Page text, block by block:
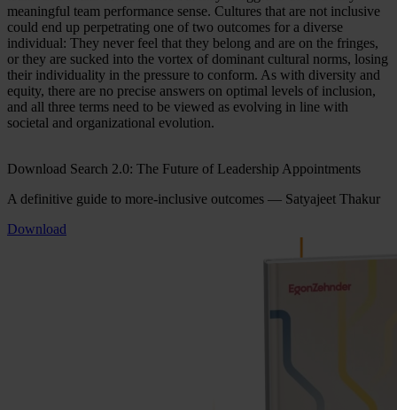
meaningful team performance sense. Cultures that are not inclusive
could end up perpetrating one of two outcomes for a diverse
individual: They never feel that they belong and are on the fringes,
or they are sucked into the vortex of dominant cultural norms, losing
their individuality in the pressure to conform. As with diversity and
equity, there are no precise answers on optimal levels of inclusion,
and all three terms need to be viewed as evolving in line with
societal and organizational evolution.
Download Search 2.0: The Future of Leadership Appointments
A definitive guide to more-inclusive outcomes — Satyajeet Thakur
Download